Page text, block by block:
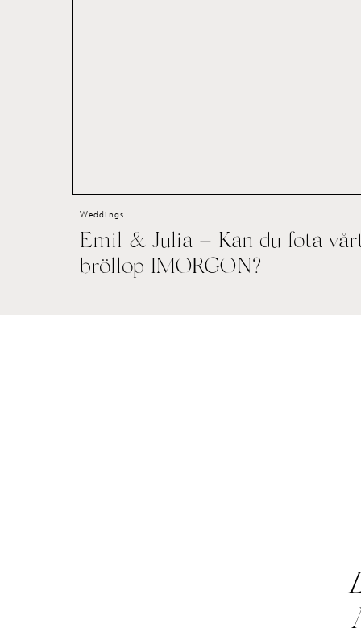
Emil & Julia – Kan du fota
bröllop IMORGON?
Weddings